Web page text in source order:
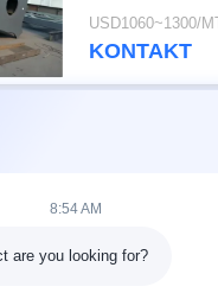
Q355B Q235B
schweißten gut
KONTAKT
Werkstatt
8:54 AM
are you looking for?